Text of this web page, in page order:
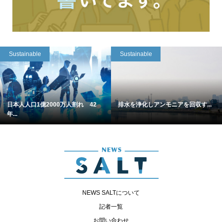
Sustainable
日本人人口1億2000万人割れ 42
年...
Sustainable
排水を浄化しアンモニアを回収す...
NEWS SALTについて
記者一覧
お問い合わせ